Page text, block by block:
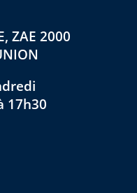
ZAE 2000
17h30